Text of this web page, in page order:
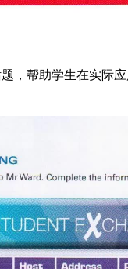
，帮助学生在实际